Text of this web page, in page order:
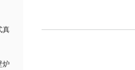
真
炉